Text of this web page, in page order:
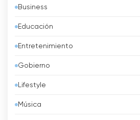
Austria
Azerbaidzhán
Bahréin
Bangladesh
Barbados
Belarus
Business
Educación
Entretenimiento
Gobierno
Lifestyle
Música